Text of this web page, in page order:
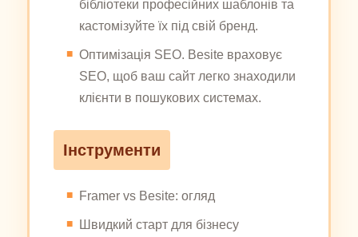
бібліотеки професійних шаблонів та
кастомізуйте їх під свій бренд.
Оптимізація SEO. Besite враховує
SEO, щоб ваш сайт легко знаходили
клієнти в пошукових системах.
Інструменти
Framer vs Besite: огляд
Швидкий старт для бізнесу